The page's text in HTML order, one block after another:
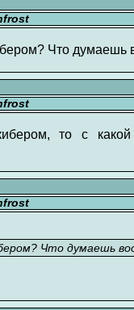
Что думаешь
то с какой
Что думаешь